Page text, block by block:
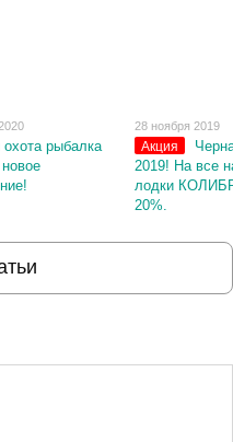
рыбалка
28 ноября 2019
Акция
2019! На все
лодки
20%.